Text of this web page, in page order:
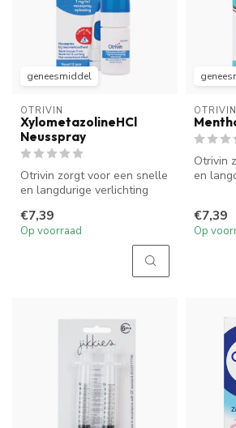
geneesmiddel
OTRIVIN
XylometazolineHCl
Neusspray
Otrivin zorgt voor een snelle
en langdurige verlichting
€7,39
Op voorraad
OTRIVIN
Otrivin
en
€7,39
Op